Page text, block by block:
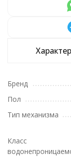
Бренд
Пол
Тип механизма
Класс